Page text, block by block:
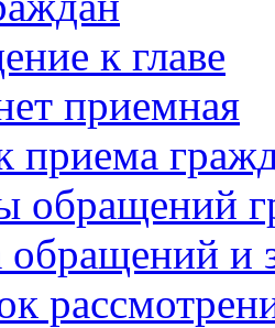
к главе
приемная
приема
обращений
и